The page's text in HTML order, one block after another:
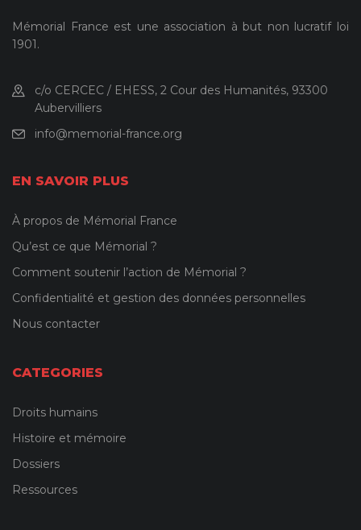
Mémorial France est une association à but non lucratif loi
1901.
c/o CERCEC / EHESS, 2 Cour des Humanités, 93300
Aubervilliers
info@memorial-france.org
EN SAVOIR PLUS
À propos de Mémorial France
Qu’est ce que Mémorial ?
Comment soutenir l’action de Mémorial ?
Confidentialité et gestion des données personnelles
Nous contacter
CATEGORIES
Droits humains
Histoire et mémoire
Dossiers
Ressources